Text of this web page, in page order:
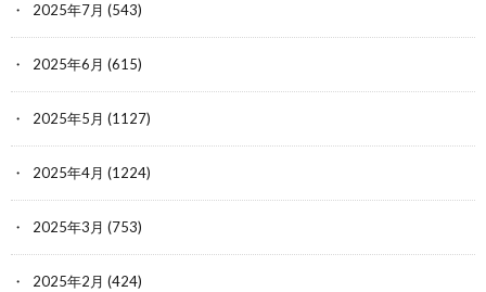
2025年7月 (543)
2025年6月 (615)
2025年5月 (1127)
2025年4月 (1224)
2025年3月 (753)
2025年2月 (424)